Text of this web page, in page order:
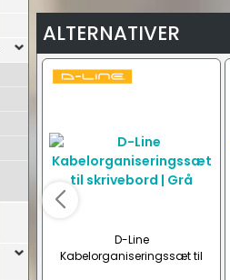
ALTERNATIVER
D-Line
Kabelorganiseringssæt til